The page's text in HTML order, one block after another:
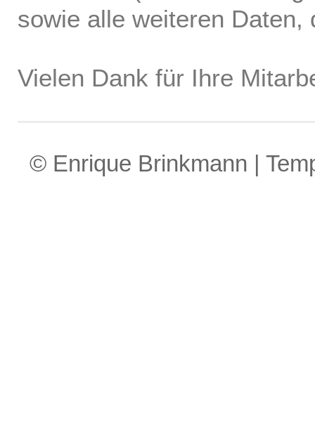
sowie alle weiteren
Vielen Dank für Ihre
© Enrique Brinkmann |